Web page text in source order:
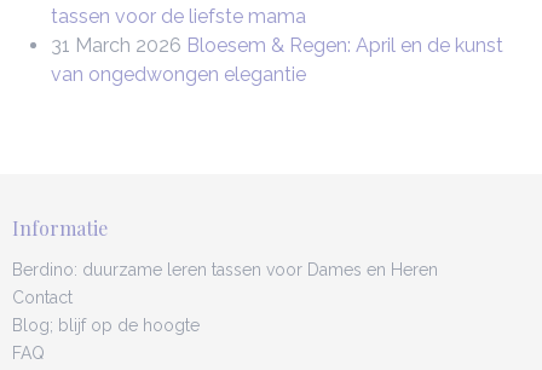
tassen voor de liefste mama
31 March 2026 Bloesem & Regen: April en de kunst
van ongedwongen elegantie
Informatie
Berdino: duurzame leren tassen voor Dames en Heren
Contact
Blog; blijf op de hoogte
FAQ